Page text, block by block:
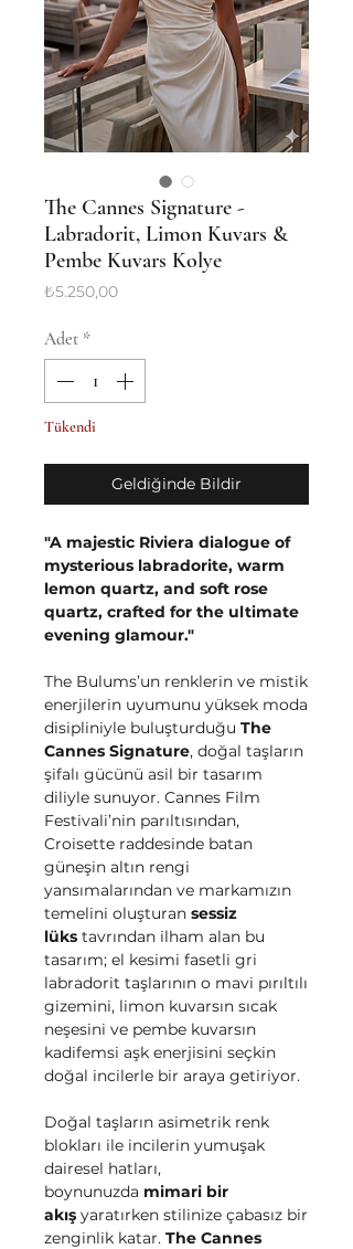
The Cannes Signature -
Labradorit, Limon Kuvars &
Pembe Kuvars Kolye
₺5.250,00Fiyat
Adet *
Tükendi
Geldiğinde Bildir
"A majestic Riviera dialogue of
mysterious labradorite, warm
lemon quartz, and soft rose
quartz, crafted for the ultimate
evening glamour."
The Bulums’un renklerin ve mistik
enerjilerin uyumunu yüksek moda
disipliniyle buluşturduğu The
Cannes Signature, doğal taşların
şifalı gücünü asil bir tasarım
diliyle sunuyor. Cannes Film
Festivali’nin parıltısından,
Croisette raddesinde batan
güneşin altın rengi
yansımalarından ve markamızın
temelini oluşturan sessiz
lüks tavrından ilham alan bu
tasarım; el kesimi fasetli gri
labradorit taşlarının o mavi pırıltılı
gizemini, limon kuvarsın sıcak
neşesini ve pembe kuvarsın
kadifemsi aşk enerjisini seçkin
doğal incilerle bir araya getiriyor.
Doğal taşların asimetrik renk
blokları ile incilerin yumuşak
dairesel hatları,
boynunuzda mimari bir
akış yaratırken stilinize çabasız bir
zenginlik katar. The Cannes